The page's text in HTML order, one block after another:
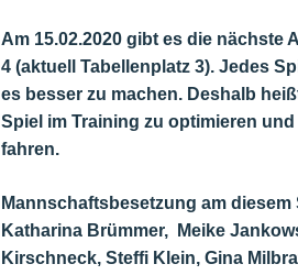
Am 15.02.2020 gibt es die nächste
4 (aktuell Tabellenplatz 3). Jedes
es besser zu machen. Deshalb
Spiel im Training zu optimieren
fahren.
Mannschaftsbesetzung am
Katharina Brümmer,
Meike
Kirschneck, Steffi Klein, Gina